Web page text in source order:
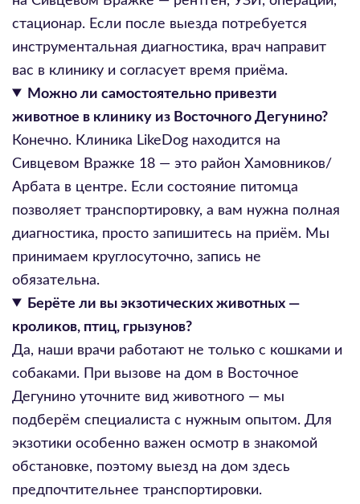
стационар. Если после выезда потребуется
инструментальная диагностика, врач направит
вас в клинику и согласует время приёма.
Можно ли самостоятельно привезти
животное в клинику из Восточного Дегунино?
Конечно. Клиника LikeDog находится на
Сивцевом Вражке 18 — это район Хамовников/
Арбата в центре. Если состояние питомца
позволяет транспортировку, а вам нужна полная
диагностика, просто запишитесь на приём. Мы
принимаем круглосуточно, запись не
обязательна.
Берёте ли вы экзотических животных —
кроликов, птиц, грызунов?
Да, наши врачи работают не только с кошками и
собаками. При вызове на дом в Восточное
Дегунино уточните вид животного — мы
подберём специалиста с нужным опытом. Для
экзотики особенно важен осмотр в знакомой
обстановке, поэтому выезд на дом здесь
предпочтительнее транспортировки.